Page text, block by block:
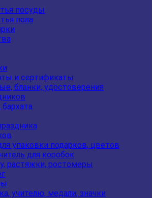
посуды
пола
и сертификаты
бланки, удостоверения
упаковки подарков, цветов
для коробок
растяжки, ростомеры
учителю, медали, значки